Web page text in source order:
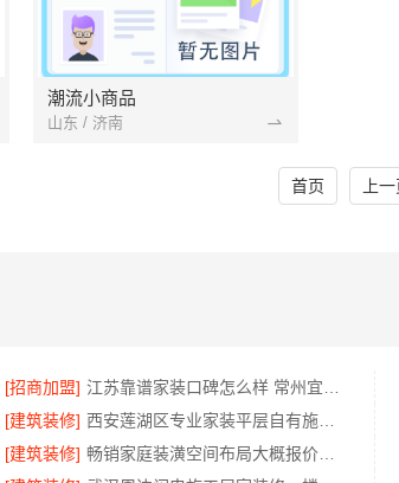
潮流小商品
山东 / 济南
首页 上
[招商加盟]
[建筑装修]
[建筑装修]